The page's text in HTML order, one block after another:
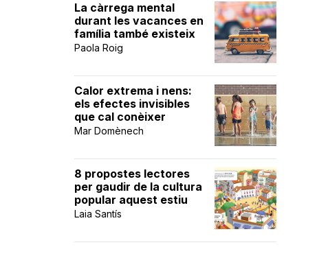
La càrrega mental
durant les vacances en
família també existeix
Paola Roig
Calor extrema i nens:
els efectes invisibles
que cal conèixer
Mar Domènech
8 propostes lectores
per gaudir de la cultura
popular aquest estiu
Laia Santís